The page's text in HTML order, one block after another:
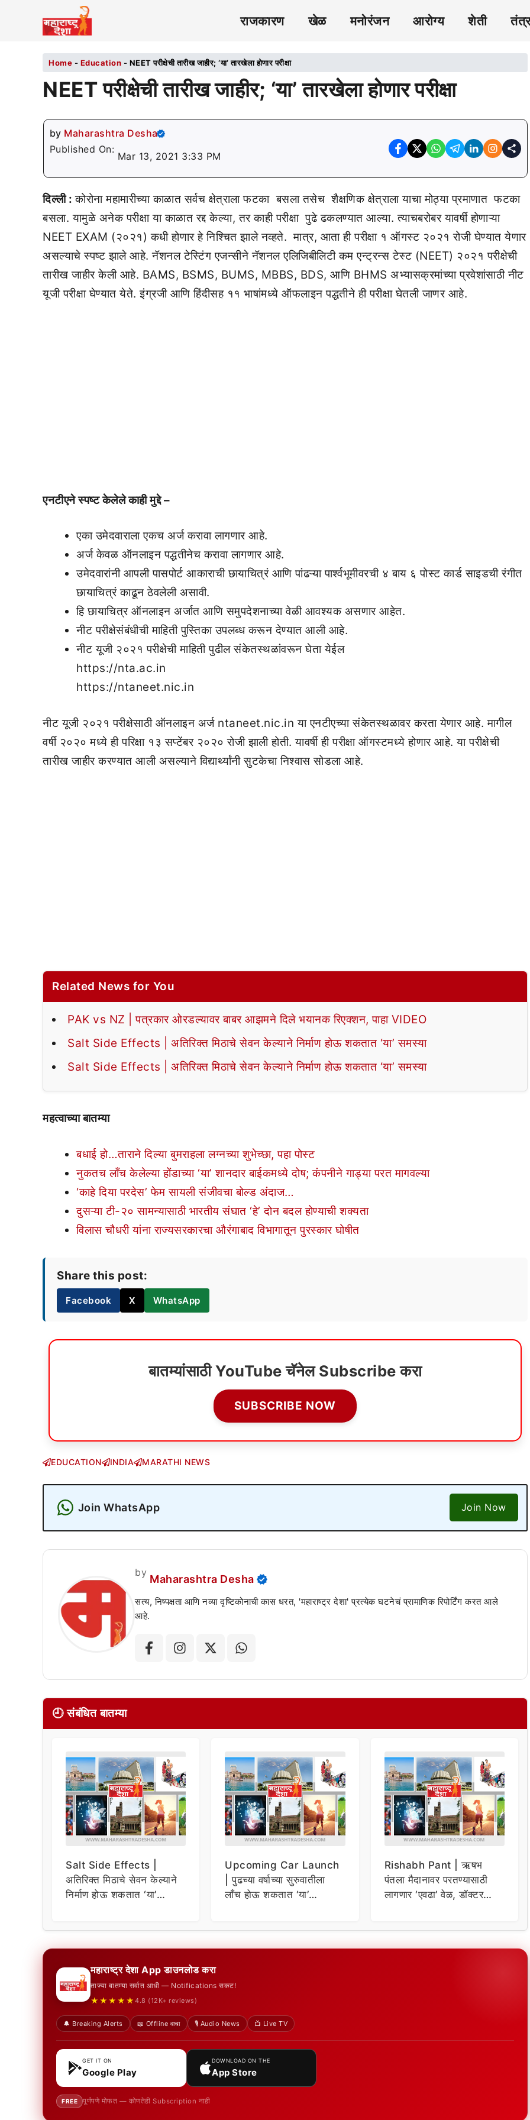
राजकारण खेळ मनोरंजन आरोग्य शेती
Home - Education - NEET परीक्षेची तारीख जाहीर; ‘या’ तारखेला होणार परीक्षा
NEET परीक्षेची तारीख जाहीर; ‘या’ तारखेला होणार परीक्षा
by Maharashtra Desha
Published On:
Mar 13, 2021 3:33 PM
दिल्ली :कोरोना महामारीच्या काळात सर्वच क्षेत्राला फटका बसला तसेच शैक्षणिक क्षेत्राला याचा मोठ्या प्रमाणात फटका
बसला. यामुळे अनेक परीक्षा या काळात रद्द केल्या, तर काही परीक्षा पुढे ढकलण्यात आल्या. त्याचबरोबर यावर्षी होणाऱ्या
NEET EXAM (२०२१) कधी होणार हे निश्चित झाले नव्हते. मात्र, आता ही परीक्षा १ ऑगस्ट २०२१ रोजी घेण्यात येणार
असल्याचे स्पष्ट झाले आहे. नॅशनल टेस्टिंग एजन्सीने नॅशनल एलिजिबीलिटी कम एन्ट्रन्स टेस्ट (NEET) २०२१ परीक्षेची
तारीख जाहीर केली आहे. BAMS, BSMS, BUMS, MBBS, BDS, आणि BHMS अभ्यासक्रमांच्या प्रवेशांसाठी नीट
यूजी परीक्षा घेण्यात येते. इंग्रजी आणि हिंदीसह ११ भाषांमध्ये ऑफलाइन पद्धतीने ही परीक्षा घेतली जाणर आहे.
एनटीएने स्पष्ट केलेले काही मुद्दे –
एका उमेदवाराला एकच अर्ज करावा लागणार आहे.
अर्ज केवळ ऑनलाइन पद्धतीनेच करावा लागणार आहे.
उमेदवारांनी आपली पासपोर्ट आकाराची छायाचित्रं आणि पांढऱ्या पार्श्वभूमीवरची ४ बाय ६ पोस्ट कार्ड साइडची रंगीत
छायाचित्रं काढून ठेवलेली असावी.
हि छायाचित्र ऑनलाइन अर्जात आणि समुपदेशनाच्या वेळी आवश्यक असणार आहेत.
नीट परीक्षेसंबंधीची माहिती पुस्तिका उपलब्ध करून देण्यात आली आहे.
नीट यूजी २०२१ परीक्षेची माहिती पुढील संकेतस्थळांवरून घेता येईल
https://nta.ac.in
https://ntaneet.nic.in
नीट यूजी २०२१ परीक्षेसाठी ऑनलाइन अर्ज ntaneet.nic.in या एनटीएच्या संकेतस्थळावर करता येणार आहे. मागील
वर्षी २०२० मध्ये ही परिक्षा १३ सप्टेंबर २०२० रोजी झाली होती. यावर्षी ही परीक्षा ऑगस्टमध्ये होणार आहे. या परीक्षेची
तारीख जाहीर करण्यात आली असल्याने विद्यार्थ्यांनी सुटकेचा निश्वास सोडला आहे.
Related News for You
PAK vs NZ | पत्रकार ओरडल्यावर बाबर आझमने दिले भयानक रिएक्शन, पाहा VIDEO
Salt Side Effects | अतिरिक्त मिठाचे सेवन केल्याने निर्माण होऊ शकतात ‘या’ समस्या
Salt Side Effects | अतिरिक्त मिठाचे सेवन केल्याने निर्माण होऊ शकतात ‘या’ समस्या
महत्वाच्या बातम्या
बधाई हो…ताराने दिल्या बुमराहला लग्नच्या शुभेच्छा, पहा पोस्ट
नुकतच लाँच केलेल्या होंडाच्या ‘या’ शानदार बाईकमध्ये दोष; कंपनीने गाड्या परत मागवल्या
‘काहे दिया परदेस’ फेम सायली संजीवचा बोल्ड अंदाज…
दुसऱ्या टी-२० सामन्यासाठी भारतीय संघात ‘हे’ दोन बदल होण्याची शक्यता
विलास चौधरी यांना राज्यसरकारचा औरंगाबाद विभागातून पुरस्कार घोषीत
Share this post:
Facebook X WhatsApp
बातम्यांसाठी YouTube चॅनेल Subscribe करा
SUBSCRIBE NOW
EDUCATION INDIA MARATHI NEWS
Join WhatsApp Join Now
by
Maharashtra Desha
सत्य, निष्पक्षता आणि नव्या दृष्टिकोनाची कास धरत, 'महाराष्ट्र देशा' प्रत्येक घटनेचं प्रामाणिक रिपोर्टिंग करत आले
आहे.
🕘 संबंधित बातम्या
Salt Side Effects |
अतिरिक्त मिठाचे सेवन केल्याने
निर्माण होऊ शकतात ‘या’
Upcoming Car Launch
| पुढच्या वर्षाच्या सुरुवातीला
लाँच होऊ शकतात ‘या’
Rishabh Pant | ऋषभ
पंतला मैदानावर परतण्यासाठी
लागणार ‘एवढा’ वेळ, डॉक्टर
महाराष्ट्र देशा App डाउनलोड करा
ताज्या बातम्या सर्वात आधी — Notifications सकट!
★★★★★ 4.8 (12K+ reviews)
🔔 Breaking Alerts 📖 Offline वाचा 🎙️ Audio News 📺 Live TV
GET IT ON
Google Play
DOWNLOAD ON THE
App Store
FREE पूर्णपणे मोफत — कोणतेही Subscription नाही